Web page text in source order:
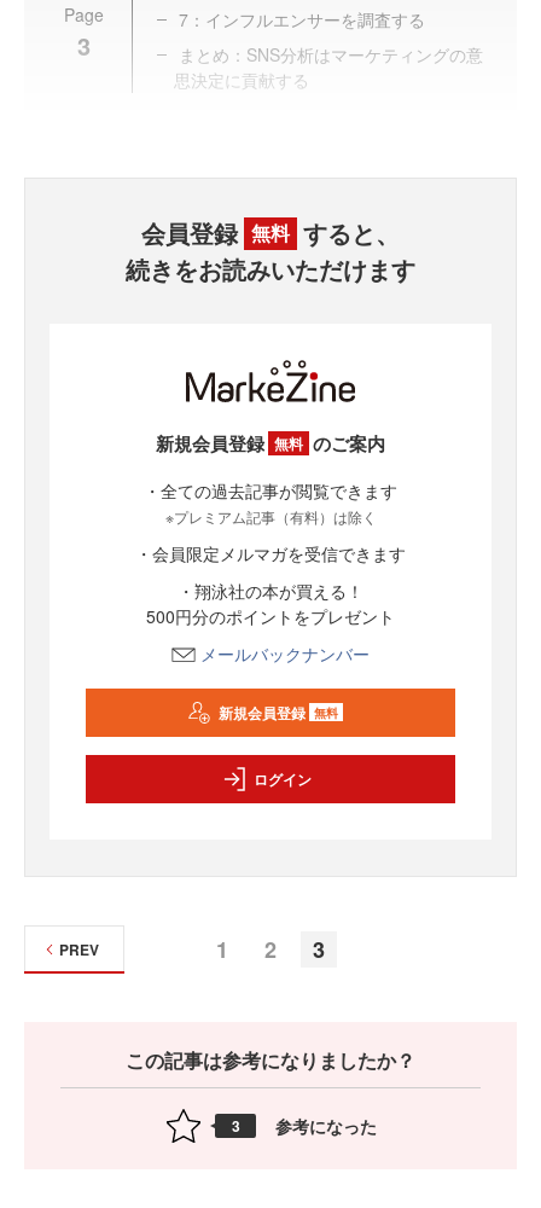
Page
3
7：インフルエンサーを調査する
まとめ：SNS分析はマーケティングの意
思決定に貢献する
会員登録 無料 すると、
続きをお読みいただけます
新規会員登録 無料 のご案内
・全ての過去記事が閲覧できます
※プレミアム記事（有料）は除く
・会員限定メルマガを受信できます
・翔泳社の本が買える！
500円分のポイントをプレゼント
メールバックナンバー
新規会員登録 無料
ログイン
1 2 3
PREV
この記事は参考になりましたか？
3 参考になった